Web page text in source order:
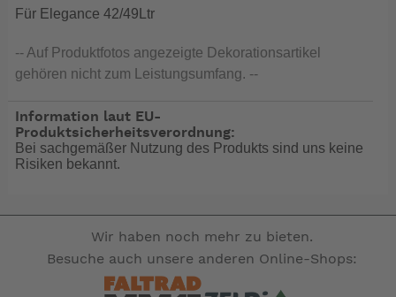
Für Elegance 42/49Ltr
-- Auf Produktfotos angezeigte Dekorationsartikel
gehören nicht zum Leistungsumfang. --
Information laut EU-
Produktsicherheitsverordnung:
Bei sachgemäßer Nutzung des Produkts sind uns keine
Risiken bekannt.
Wir haben noch mehr zu bieten.
Besuche auch unsere anderen Online-Shops: